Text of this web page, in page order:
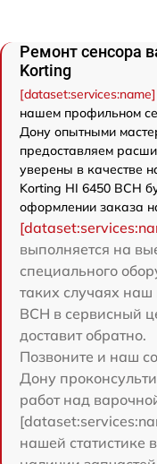
Ремонт сенсора
Korting
нашем профильном
Дону опытными
предоставляем
уверены в качестве
Korting HI 6450 BCH
оформлении заказа
выполняется на
специального
таких случаях наш
BCH в сервисный
доставит обратно.
Позвоните и наш
Дону
работ над
нашей статистике